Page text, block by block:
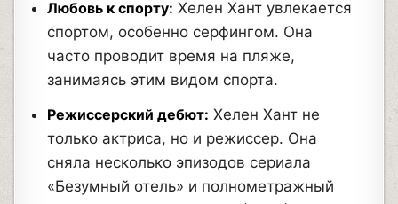
Любовь к спорту: Хелен Хант увлекается
спортом, особенно серфингом. Она
часто проводит время на пляже,
занимаясь этим видом спорта.
Режиссерский дебют: Хелен Хант не
только актриса, но и режиссер. Она
сняла несколько эпизодов сериала
«Безумный отель» и полнометражный